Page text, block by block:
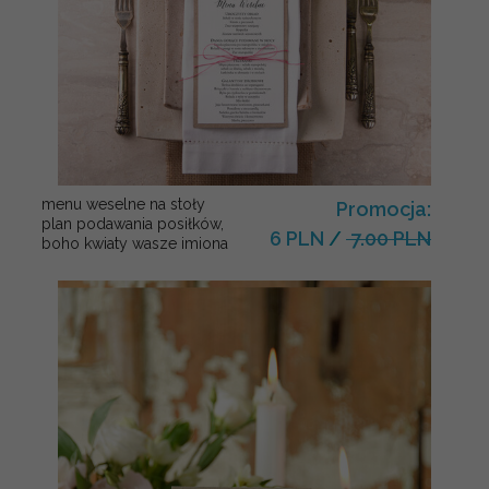
menu weselne na stoły
plan podawania posiłków,
boho kwiaty wasze imiona
Promocja:
6 PLN / 7.00 PLN